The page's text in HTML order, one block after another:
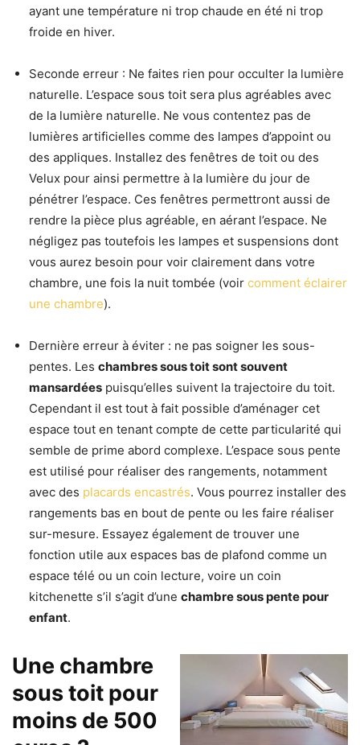
ayant une température ni trop chaude en été ni trop
froide en hiver.
Seconde erreur : Ne faites rien pour occulter la lumière
naturelle. L’espace sous toit sera plus agréables avec
de la lumière naturelle. Ne vous contentez pas de
lumières artificielles comme des lampes d’appoint ou
des appliques. Installez des fenêtres de toit ou des
Velux pour ainsi permettre à la lumière du jour de
pénétrer l’espace. Ces fenêtres permettront aussi de
rendre la pièce plus agréable, en aérant l’espace. Ne
négligez pas toutefois les lampes et suspensions dont
vous aurez besoin pour voir clairement dans votre
chambre, une fois la nuit tombée (voir comment éclairer
une chambre).
Dernière erreur à éviter : ne pas soigner les sous-
pentes. Les chambres sous toit sont souvent
mansardées puisqu’elles suivent la trajectoire du toit.
Cependant il est tout à fait possible d’aménager cet
espace tout en tenant compte de cette particularité qui
semble de prime abord complexe. L’espace sous pente
est utilisé pour réaliser des rangements, notamment
avec des placards encastrés. Vous pourrez installer des
rangements bas en bout de pente ou les faire réaliser
sur-mesure. Essayez également de trouver une
fonction utile aux espaces bas de plafond comme un
espace télé ou un coin lecture, voire un coin
kitchenette s’il s’agit d’une chambre sous pente pour
enfant.
Une chambre
sous toit pour
moins de 500